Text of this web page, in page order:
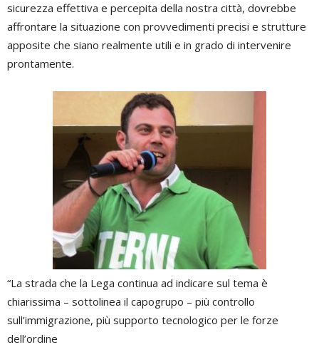
sicurezza effettiva e percepita della nostra città, dovrebbe
affrontare la situazione con provvedimenti precisi e strutture
apposite che siano realmente utili e in grado di intervenire
prontamente.
“La strada che la Lega continua ad indicare sul tema è
chiarissima – sottolinea il capogrupo – più controllo
sull’immigrazione, più supporto tecnologico per le forze
dell’ordine